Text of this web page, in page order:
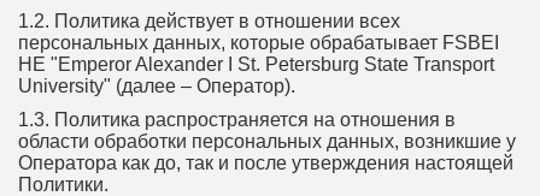
1.2. Политика действует в отношении всех
персональных данных, которые обрабатывает FSBEI
HE "Emperor Alexander I St. Petersburg State Transport
University" (далее – Оператор).
1.3. Политика распространяется на отношения в
области обработки персональных данных, возникшие у
Оператора как до, так и после утверждения настоящей
Политики.